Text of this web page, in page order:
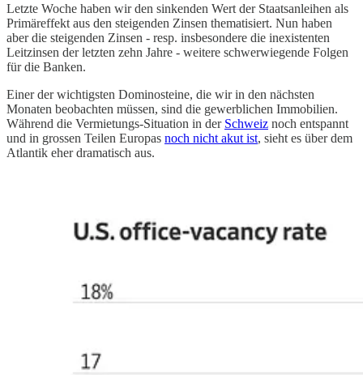
Letzte Woche haben wir den sinkenden Wert der Staatsanleihen als
Primäreffekt aus den steigenden Zinsen thematisiert. Nun haben
aber die steigenden Zinsen - resp. insbesondere die inexistenten
Leitzinsen der letzten zehn Jahre - weitere schwerwiegende Folgen
für die Banken.
Einer der wichtigsten Dominosteine, die wir in den nächsten
Monaten beobachten müssen, sind die gewerblichen Immobilien.
Während die Vermietungs-Situation in der Schweiz noch entspannt
und in grossen Teilen Europas noch nicht akut ist, sieht es über dem
Atlantik eher dramatisch aus.